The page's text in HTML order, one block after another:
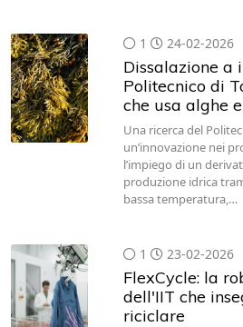
1 24-02-2026
Dissalazione a
Politecnico di
che usa alghe
Una ricerca del
un’innovazione nei
l’impiego di un
produzione idrica
bassa temperatura,…
1 23-02-2026
FlexCycle: la
dell'IIT che
riciclare